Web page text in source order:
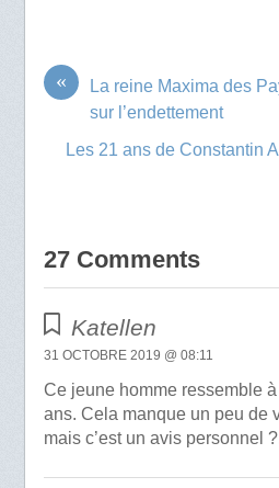
«
La reine Maxima des
sur l’endettement
Les 21 ans de Constantin
27 Comments
Katellen
31 OCTOBRE 2019 @ 08:11
Ce jeune homme ressemble
ans. Cela manque un peu de
mais c’est un avis personnel